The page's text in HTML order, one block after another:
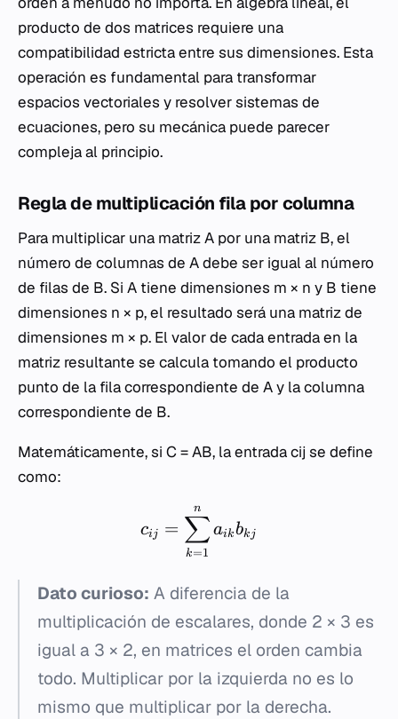
producto de dos matrices requiere una
compatibilidad estricta entre sus dimensiones. Esta
operación es fundamental para transformar
espacios vectoriales y resolver sistemas de
ecuaciones, pero su mecánica puede parecer
compleja al principio.
Regla de multiplicación fila por columna
Para multiplicar una matrizA por una matriz B, el
número de columnas de Adebe ser igual al número
de filas de B. Si A tiene dimensiones m × n y B tiene
dimensiones n × p, el resultado será una matriz de
dimensiones m × p. El valor de cada entrada en la
matriz resultante se calcula tomando el producto
punto de la fila correspondiente de Ay la columna
correspondiente de B.
Matemáticamente, si C=AB, la entradacij se define
como:
cij =
k=1
∑
n
aikbkj
Dato curioso: A diferencia de la
multiplicación de escalares, donde 2 × 3 es
igual a 3 × 2, en matrices el orden cambia
todo. Multiplicar por la izquierda no es lo
mismo que multiplicar por la derecha.